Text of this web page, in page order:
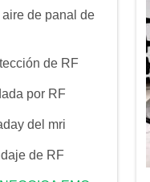
de panal de
de RF
por RF
del mri
de RF